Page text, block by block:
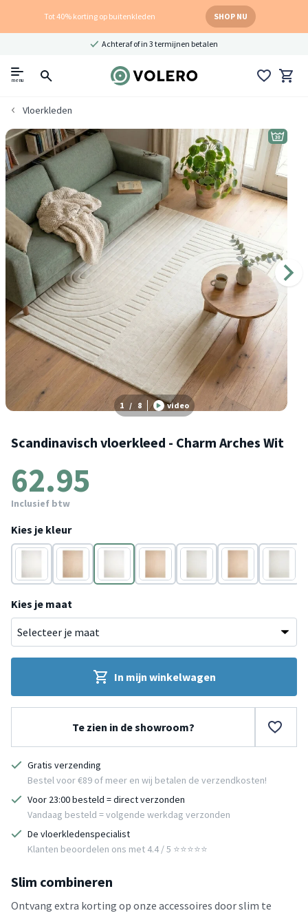
Tot 40% korting op buitenkleden SHOP NU
Achteraf of in 3 termijnen betalen
menu
Vloerkleden
1 / 8 video
Scandinavisch vloerkleed - Charm Arches Wit
62.95
Inclusief btw
Kies je kleur
Wit Beige Wit Beige Wit Beige Wit
Kies je maat
In mijn winkelwagen
Te zien in de showroom?
Gratis verzending
Bestel voor €89 of meer en wij betalen de verzendkosten!
Voor 23:00 besteld = direct verzonden
Vandaag besteld = volgende werkdag verzonden
De vloerkledenspecialist
Klanten beoordelen ons met 4.4 / 5 ⭐⭐⭐⭐⭐
Slim combineren
Ontvang extra korting op onze accessoires door slim te